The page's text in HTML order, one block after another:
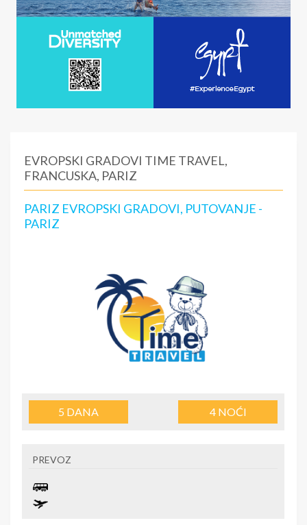
EVROPSKI GRADOVI TIME TRAVEL,
FRANCUSKA, PARIZ
PARIZ EVROPSKI GRADOVI, PUTOVANJE -
PARIZ
5 DANA 4NOĆI
PREVOZ